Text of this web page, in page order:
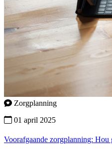
Zorgplanning
01 april 2025
Voorafgaande zorgplanning: